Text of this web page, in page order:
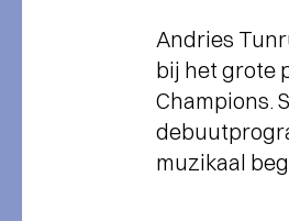
Andries
bij het grote
Champions.
muzikaal